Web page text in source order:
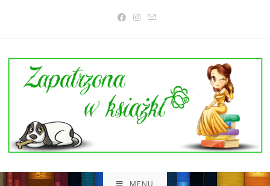
MENU